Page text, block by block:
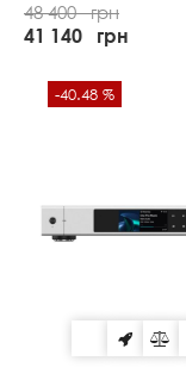
48 400 грн
41 140 грн
-40.48 %